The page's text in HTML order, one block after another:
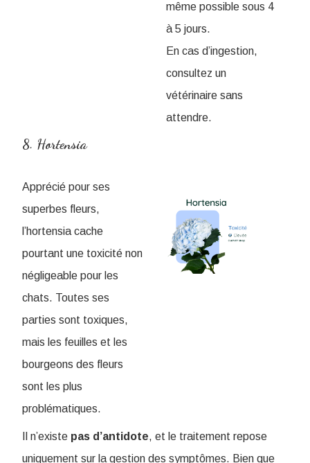
même possible sous 4
à 5 jours.
En cas d’ingestion,
consultez un
vétérinaire sans
attendre.
8. Hortensia
Apprécié pour ses
superbes fleurs,
l’hortensia cache
pourtant une toxicité non
négligeable pour les
chats. Toutes ses
parties sont toxiques,
mais les feuilles et les
bourgeons des fleurs
sont les plus
problématiques.
Il n’existe pas d’antidote, et le traitement repose
uniquement sur la gestion des symptômes. Bien que